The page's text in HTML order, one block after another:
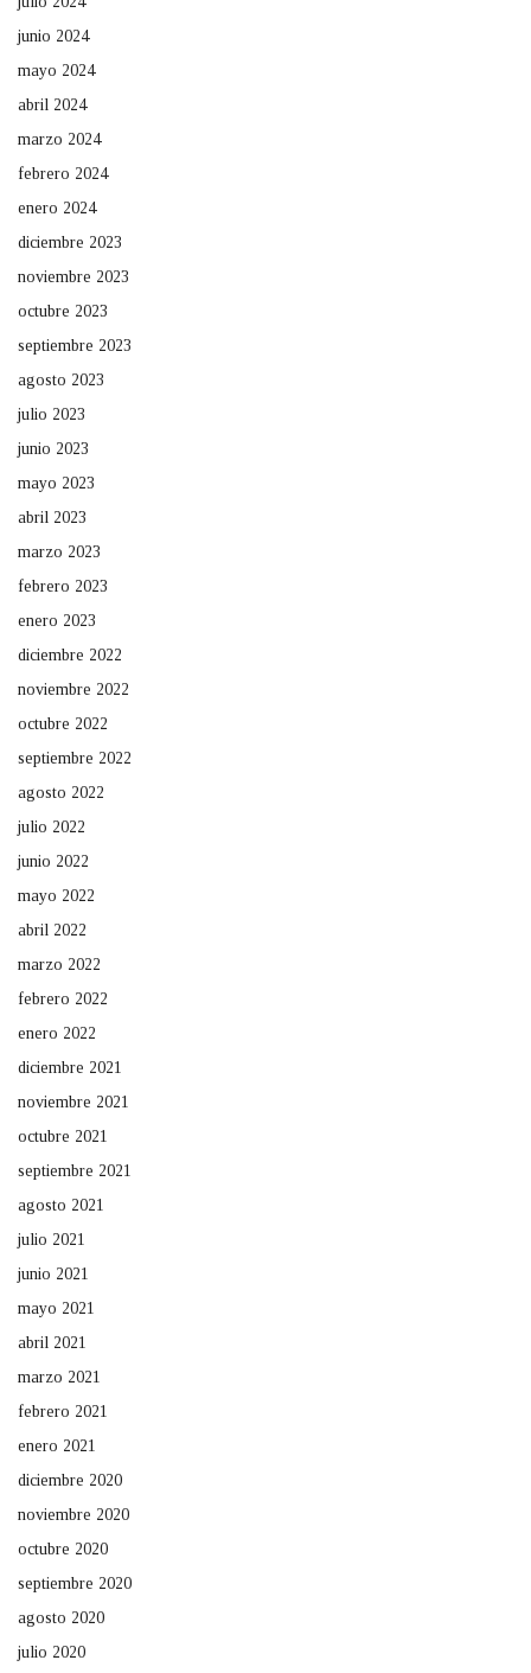
junio 2024
mayo 2024
abril 2024
marzo 2024
febrero 2024
enero 2024
diciembre 2023
noviembre 2023
octubre 2023
septiembre 2023
agosto 2023
julio 2023
junio 2023
mayo 2023
abril 2023
marzo 2023
febrero 2023
enero 2023
diciembre 2022
noviembre 2022
octubre 2022
septiembre 2022
agosto 2022
julio 2022
junio 2022
mayo 2022
abril 2022
marzo 2022
febrero 2022
enero 2022
diciembre 2021
noviembre 2021
octubre 2021
septiembre 2021
agosto 2021
julio 2021
junio 2021
mayo 2021
abril 2021
marzo 2021
febrero 2021
enero 2021
diciembre 2020
noviembre 2020
octubre 2020
septiembre 2020
agosto 2020
julio 2020